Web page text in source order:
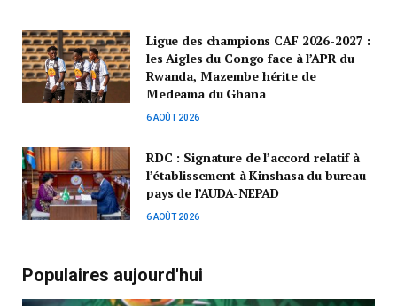
Ligue des champions CAF 2026-2027 :
les Aigles du Congo face à l’APR du
Rwanda, Mazembe hérite de
Medeama du Ghana
6 AOÛT 2026
RDC : Signature de l’accord relatif à
l’établissement à Kinshasa du bureau-
pays de l’AUDA-NEPAD
6 AOÛT 2026
Populaires aujourd'hui